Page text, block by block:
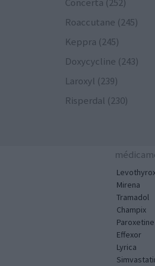
Roaccutane (245)
Keppra (245)
Doxycycline (243)
Laroxyl (239)
Risperdal (230)
Mirena
Tramadol
Champix
Paroxetine
Effexor
Lyrica